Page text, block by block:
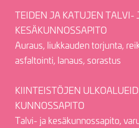
TEIDEN JA KATUJEN TALVI-
KESÄKUNNOSSAPITO
Auraus, liukkauden torjunta,
asfaltointi, lanaus, sorastus
KIINTEISTÖJEN
KUNNOSSAPITO
Talvi- ja kesäkunnossapito,